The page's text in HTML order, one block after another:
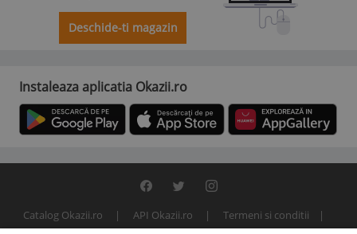
Deschide-ti magazin
Instaleaza aplicatia Okazii.ro
Catalog Okazii.ro API Okazii.ro
Termeni si conditii